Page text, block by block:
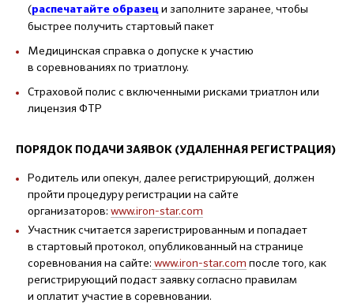
(распечатайте образец и заполните заранее, чтобы
быстрее получить стартовый пакет
Медицинская справка о допуске к участию
в соревнованиях по триатлону.
Страховой полис с включенными рисками триатлон или
лицензия ФТР
ПОРЯДОК ПОДАЧИ ЗАЯВОК (УДАЛЕННАЯ РЕГИСТРАЦИЯ)
Родитель или опекун, далее регистрирующий, должен
пройти процедуру регистрации на сайте
организаторов: www.iron-star.com
Участник считается зарегистрированным и попадает
в стартовый протокол, опубликованный на странице
соревнования на сайте: www.iron-star.com после того, как
регистрирующий подаст заявку согласно правилам
и оплатит участие в соревновании.